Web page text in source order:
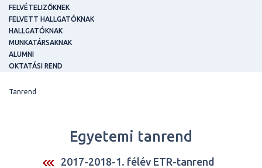
FELVÉTELIZŐKNEK
FELVETT HALLGATÓKNAK
HALLGATÓKNAK
MUNKATÁRSAKNAK
ALUMNI
OKTATÁSI REND
Tanrend
Egyetemi tanrend
2017-2018-1. félév ETR-tanrend